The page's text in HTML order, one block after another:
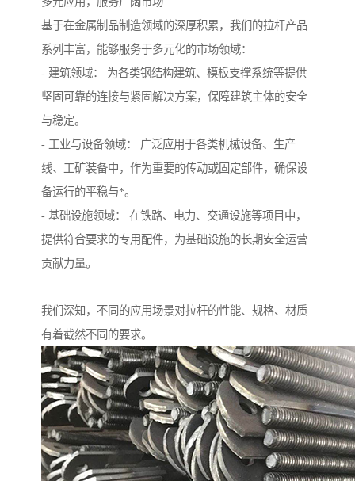
基于在金属制品制造领域的深厚积累，我们的拉杆产品
系列丰富，能够服务于多元化的市场领域：
- 建筑领域： 为各类钢结构建筑、模板支撑系统等提供
坚固可靠的连接与紧固解决方案，保障建筑主体的安全
与稳定。
- 工业与设备领域： 广泛应用于各类机械设备、生产
线、工矿装备中，作为重要的传动或固定部件，确保设
备运行的平稳与*。
- 基础设施领域： 在铁路、电力、交通设施等项目中，
提供符合要求的专用配件，为基础设施的长期安全运营
贡献力量。
我们深知，不同的应用场景对拉杆的性能、规格、材质
有着截然不同的要求。